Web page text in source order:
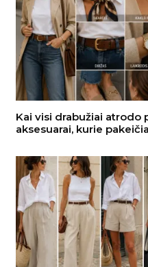
Kai visi drabužiai atrodo
aksesuarai, kurie